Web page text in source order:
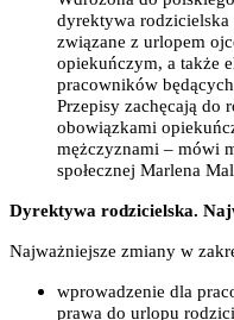
dyrektywa
związane z urlopem
opiekuńczym, a także
pracowników
Przepisy zachęcają do
obowiązkami
mężczyznami – mówi
społecznej Marlena
Dyrektywa rodzicielska.
Najważniejsze zmiany w
wprowadzenie dla
prawa do urlopu